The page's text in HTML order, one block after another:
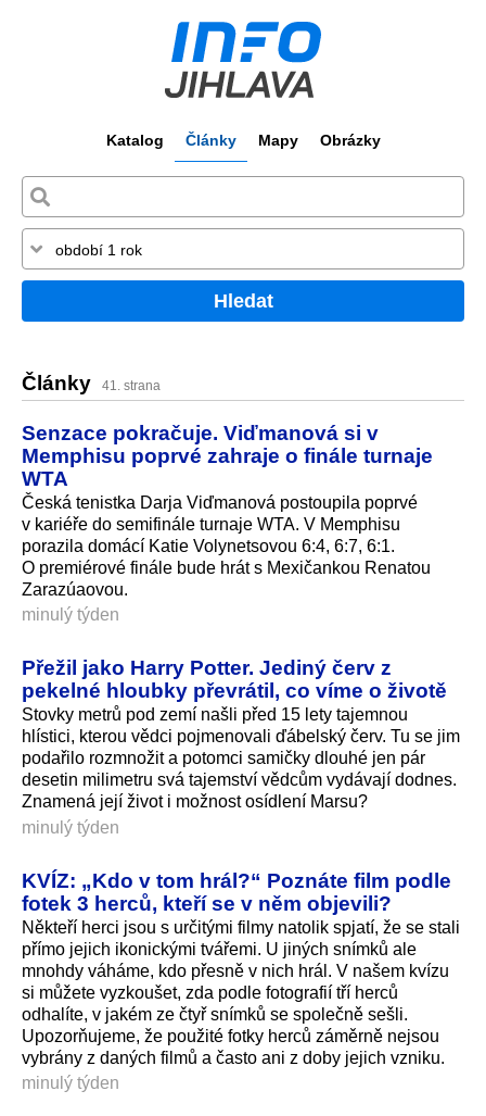
Katalog Články Mapy Obrázky
Hledat
Články 41. strana
Senzace pokračuje. Viďmanová si v
Memphisu poprvé zahraje o finále turnaje
WTA
Česká tenistka Darja Viďmanová postoupila poprvé
v kariéře do semifinále turnaje WTA. V Memphisu
porazila domácí Katie Volynetsovou 6:4, 6:7, 6:1.
O premiérové finále bude hrát s Mexičankou Renatou
Zarazúaovou.
minulý týden
Přežil jako Harry Potter. Jediný červ z
pekelné hloubky převrátil, co víme o životě
Stovky metrů pod zemí našli před 15 lety tajemnou
hlístici, kterou vědci pojmenovali ďábelský červ. Tu se jim
podařilo rozmnožit a potomci samičky dlouhé jen pár
desetin milimetru svá tajemství vědcům vydávají dodnes.
Znamená její život i možnost osídlení Marsu?
minulý týden
KVÍZ: „Kdo v tom hrál?“ Poznáte film podle
fotek 3 herců, kteří se v něm objevili?
Někteří herci jsou s určitými filmy natolik spjatí, že se stali
přímo jejich ikonickými tvářemi. U jiných snímků ale
mnohdy váháme, kdo přesně v nich hrál. V našem kvízu
si můžete vyzkoušet, zda podle fotografií tří herců
odhalíte, v jakém ze čtyř snímků se společně sešli.
Upozorňujeme, že použité fotky herců záměrně nejsou
vybrány z daných filmů a často ani z doby jejich vzniku.
minulý týden